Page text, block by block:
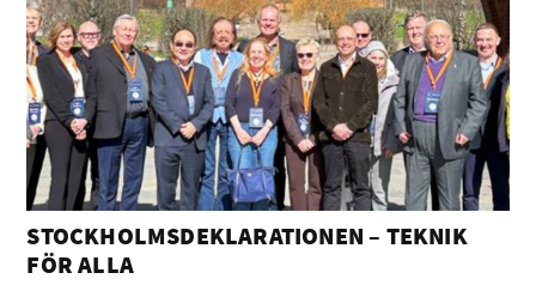
STOCKHOLMSDEKLARATIONEN – TEKNIK
FÖR ALLA